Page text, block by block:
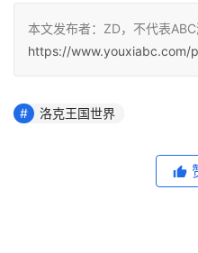
本文发布者：ZD，不代表
https://www.youxiabc.com/
洛克王国世界